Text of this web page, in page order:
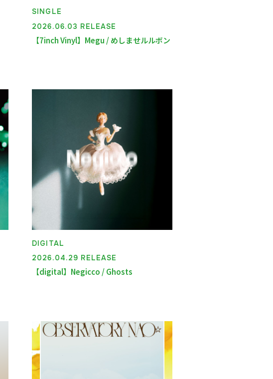
SINGLE
2026.06.03 RELEASE
【7inch Vinyl】Megu / めしませルルボン
DIGITAL
2026.04.29 RELEASE
【digital】Negicco / Ghosts